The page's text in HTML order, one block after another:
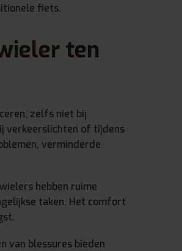
fiets.
ten
zelfs niet bij
verkeerslichten of tijdens
verminderde
hebben ruime
taken. Het comfort
van blessures bieden